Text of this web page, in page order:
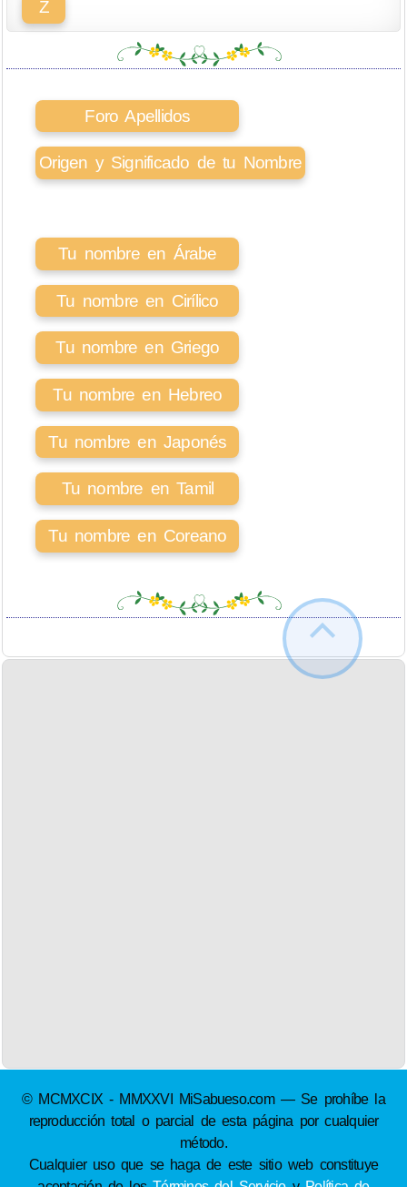
Z
Foro Apellidos
Origen y Significado de tu Nombre
Tu nombre en Árabe
Tu nombre en Cirílico
Tu nombre en Griego
Tu nombre en Hebreo
Tu nombre en Japonés
Tu nombre en Tamil
Tu nombre en Coreano
© MCMXCIX - MMXXVI MiSabueso.com — Se prohíbe la
reproducción total o parcial de esta página por cualquier
método.
Cualquier uso que se haga de este sitio web constituye